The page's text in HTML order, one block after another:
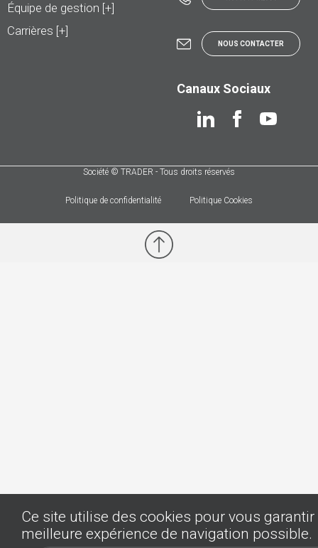
Équipe de gestion [+]
Carrières [+]
NOUS CONTACTER
Canaux Sociaux
Société © TRADER - Tous droits réservés
Politique de confidentialité Politique Cookies
Ce site utilise des cookies pour vous garantir
meilleure expérience de navigation possible.